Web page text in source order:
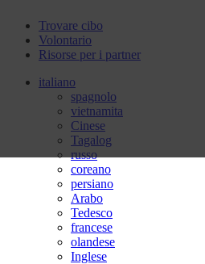
Trovare cibo
Volontario
Risorse per i partner
italiano
spagnolo
vietnamita
Cinese
Tagalog
russo
coreano
persiano
Arabo
Tedesco
francese
olandese
Inglese